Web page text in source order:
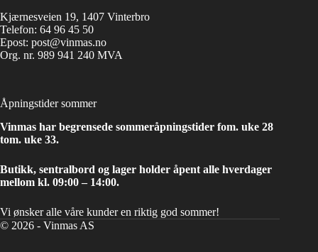
Kjærnesveien 19, 1407 Vinterbro
Telefon: 64 96 45 50
Epost: post@vinmas.no
Org. nr. 989 941 240 MVA
Åpningstider sommer
Vinmas har begrensede sommeråpningstider fom. uke 28
tom. uke 33.
Butikk, sentralbord og lager holder åpent alle hverdager
mellom kl. 09:00 – 14:00.
Vi ønsker alle våre kunder en riktig god sommer!
© 2026 - Vinmas AS